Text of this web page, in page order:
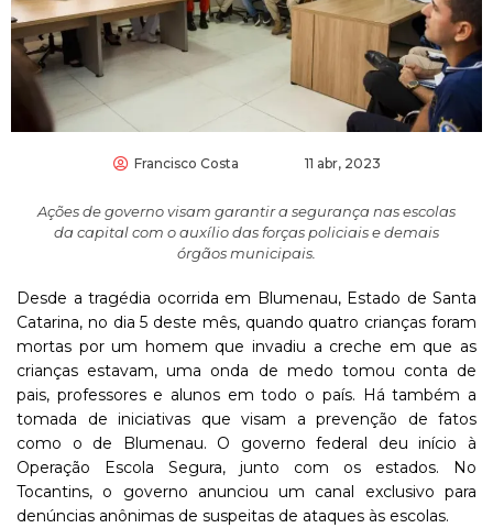
Francisco Costa 11 abr, 2023
Ações de governo visam garantir a segurança nas escolas
da capital com o auxílio das forças policiais e demais
órgãos municipais.
Desde a tragédia ocorrida em Blumenau, Estado de Santa
Catarina, no dia 5 deste mês, quando quatro crianças foram
mortas por um homem que invadiu a creche em que as
crianças estavam, uma onda de medo tomou conta de
pais, professores e alunos em todo o país. Há também a
tomada de iniciativas que visam a prevenção de fatos
como o de Blumenau. O governo federal deu início à
Operação Escola Segura, junto com os estados. No
Tocantins, o governo anunciou um canal exclusivo para
denúncias anônimas de suspeitas de ataques às escolas.